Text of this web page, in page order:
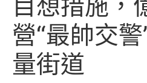
營“最帥交
量街道